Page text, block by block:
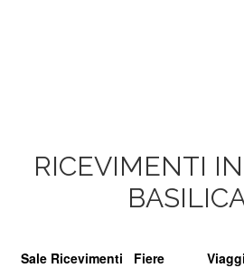
RICEVIMENTI
Sale Ricevimenti
Fiere